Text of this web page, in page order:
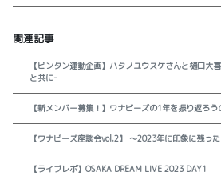
関連記事
【ビンタン連動企画】ハタノユウスケさんと樋口大
と共に-
【新メンバー募集！】ワナビーズの1年を振り返ろう
【ワナビーズ座談会vol.2】 ～2023年に印象に残っ
【ライブレポ】OSAKA DREAM LIVE 2023 DAY1